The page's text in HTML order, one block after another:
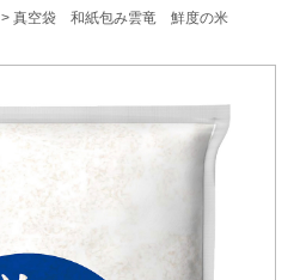
> 真空袋 和紙包み雲竜 鮮度の米